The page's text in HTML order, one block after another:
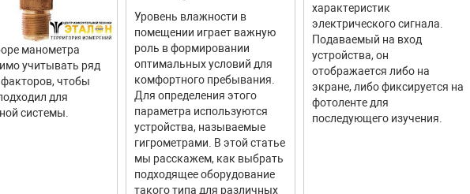
манометра
учитывать ряд
чтобы
для
системы.
Уровень влажности в
помещении играет важную
роль в формировании
оптимальных условий для
комфортного пребывания.
Для определения этого
параметра используются
устройства, называемые
гигрометрами. В этой статье
мы расскажем, как выбрать
подходящее оборудование
такого типа для различных
характеристик
электрического сигнала.
Подаваемый на вход
устройства, он
отображается либо на
экране, либо фиксируется на
фотоленте для
последующего изучения.